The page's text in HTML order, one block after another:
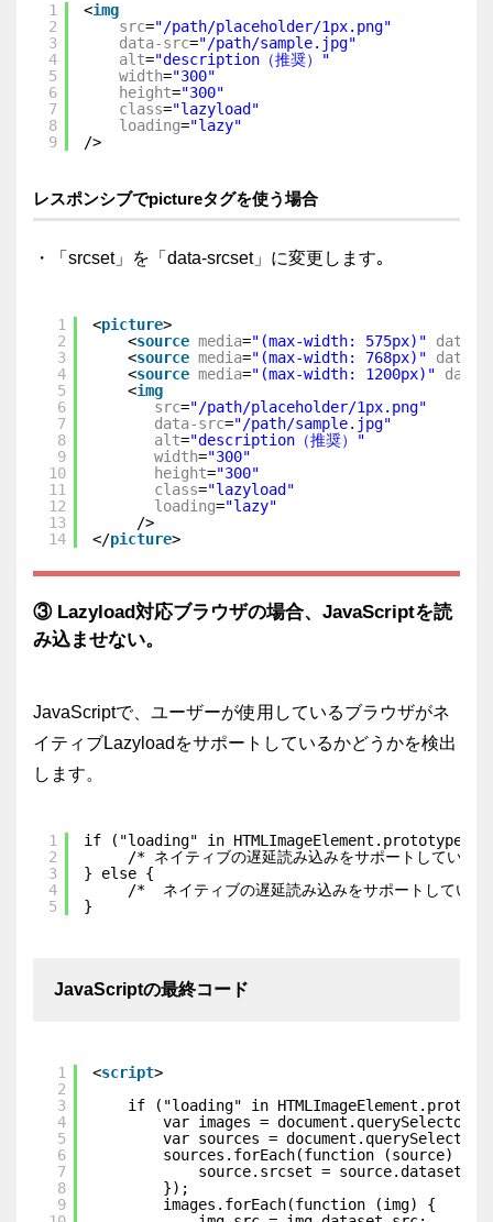
1
2
3
4
5
6
7
8
9
<img
src="/path/placeholder/1px.png"
data-src="/path/sample.jpg"
alt="description（推奨）"
width="300"
height="300"
class="lazyload"
loading="lazy"
/>
レスポンシブでpictureタグを使う場合
・「srcset」を「data-srcset」に変更します｡
1
2
3
4
5
6
7
8
9
10
11
12
13
14
<picture>
<source media="(max-width: 575px)"
data-
<source media="(max-width: 768px)"
data-
<source media="(max-width: 1200px)"
<img
src="/path/placeholder/1px.png"
data-src="/path/sample.jpg"
alt="description（推奨）"
width="300"
height="300"
class="lazyload"
loading="lazy"
/>
</picture>
③ Lazyload対応ブラウザの場合、JavaScriptを読
み込ませない。
JavaScriptで、ユーザーが使用しているブラウザがネ
イティブLazyloadをサポートしているかどうかを検出
します。
1
2
3
4
5
if ("loading" in HTMLImageElement.prototype) {
/* ネイティブの遅延読み込みをサポートしている
} else {
/*  ネイティブの遅延読み込みをサポートしてい
}
JavaScriptの最終コード
1
2
3
4
5
6
7
8
9
<script>
if ("loading" in
var images =
var sources =
sources.forEach(function (source) {
source.srcset =
});
images.forEach(function (img) {